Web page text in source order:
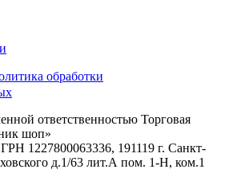
обработки
ответственностью Торговая
шоп»
1227800063336, 191119 г. Санкт-
д.1/63 лит.А пом. 1-Н, ком.1